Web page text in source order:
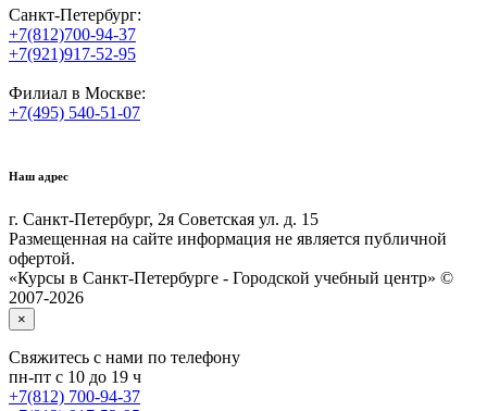
Санкт-Петербург:
+7(812)700-94-37
+7(921)917-52-95
Филиал в Москве:
+7(495) 540-51-07
Наш адрес
г. Санкт-Петербург, 2я Советская ул. д. 15
Размещенная на сайте информация не является публичной
офертой.
«Курсы в Санкт-Петербурге - Городской учебный центр» ©
2007-2026
×
Cвяжитесь с нами по телефону
пн-пт с 10 до 19 ч
+7(812) 700-94-37